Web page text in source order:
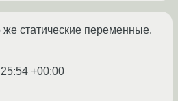
статические переменные.
+00:00